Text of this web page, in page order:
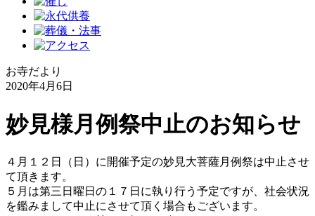
お寺だより
2020年4月6日
妙見様月例祭中止のお知らせ
４月１２日（日）に開催予定の妙見大菩薩月例祭は中止させ
て頂きます。
５月は第三日曜日の１７日に執り行う予定ですが、社会状況
を鑑みまして中止にさせて頂く場合もございます。